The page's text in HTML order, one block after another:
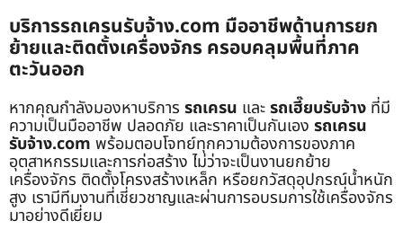
บริการรถเครนรับจ้าง.com มืออาชีพด้านการยก
ย้ายและติดตั้งเครื่องจักร ครอบคลุมพื้นที่ภาค
ตะวันออก
หากคุณกำลังมองหาบริการ รถเครน และรถเฮี๊ยบรับจ้าง ที่มี
ความเป็นมืออาชีพ ปลอดภัย และราคาเป็นกันเอง รถเครน
รับจ้าง.com พร้อมตอบโจทย์ทุกความต้องการของภาค
อุตสาหกรรมและการก่อสร้าง ไม่ว่าจะเป็นงานยกย้าย
เครื่องจักร ติดตั้งโครงสร้างเหล็ก หรือยกวัสดุอุปกรณ์น้ำหนัก
สูง เรามีทีมงานที่เชี่ยวชาญและผ่านการอบรมการใช้เครื่องจักร
มาอย่างดีเยี่ยม